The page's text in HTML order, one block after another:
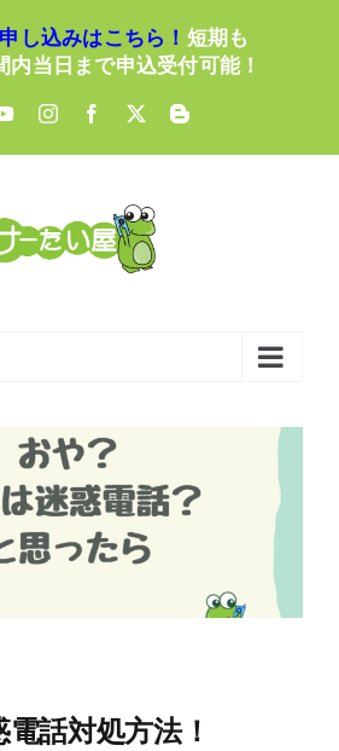
し込みはこちら！ 短期も
内当日まで申込受付可能！
YouTubeInstagramFacebook
X Blogger
話対処方法！